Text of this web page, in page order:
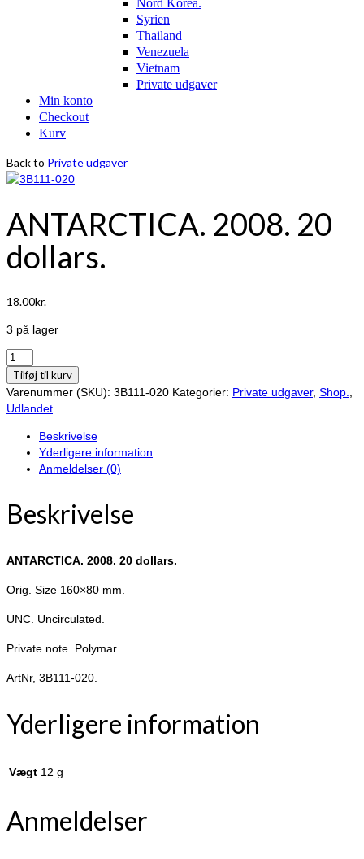
Nord Korea.
Syrien
Thailand
Venezuela
Vietnam
Private udgaver
Min konto
Checkout
Kurv
Back to Private udgaver
ANTARCTICA. 2008. 20
dollars.
18.00kr.
3 på lager
ANTARCTICA.
2008.
20
dollars.
Tilføj til kurv
Varenummer (SKU): 3B111-020 Kategorier: Private udgaver, Shop.
Udlandet
Beskrivelse
Yderligere information
Anmeldelser (0)
Beskrivelse
ANTARCTICA. 2008. 20 dollars.
Orig. Size 160×80 mm.
UNC. Uncirculated.
Private note. Polymar.
ArtNr, 3B111-020.
Yderligere information
Vægt 12 g
Anmeldelser